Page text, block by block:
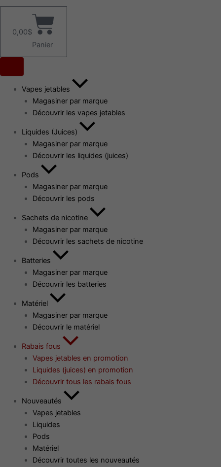
0,00$
Panier
Vapes jetables
Magasiner par marque
Découvrir les vapes jetables
Liquides (Juices)
Magasiner par marque
Découvrir les liquides (juices)
Pods
Magasiner par marque
Découvrir les pods
Sachets de nicotine
Magasiner par marque
Découvrir les sachets de nicotine
Batteries
Magasiner par marque
Découvrir les batteries
Matériel
Magasiner par marque
Découvrir le matériel
Rabais fous
Vapes jetables en promotion
Liquides (juices) en promotion
Découvrir tous les rabais fous
Nouveautés
Vapes jetables
Liquides
Pods
Matériel
Découvrir toutes les nouveautés